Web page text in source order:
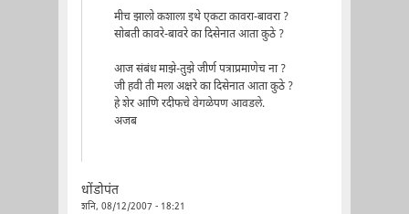
मीच झालो कशाला इथे एकटा कावरा-बावरा ?
सोबती कावरे-बावरे का दिसेनात आता कुठे ?
आज संबंध माझे-तुझे जीर्ण पत्राप्रमाणेच ना ?
जी हवी ती मला अक्षरे का दिसेनात आता कुठे ?
हे शेर आणि रदीफचे वेगळेपण आवडले.
अजब
धोंडोपंत
शनि, 08/12/2007 - 18:21